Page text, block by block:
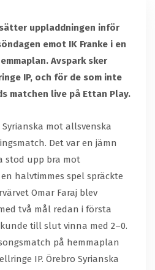
uppladdningen inför
emot IK Franke i en
Avspark sker
IP, och för de som inte
matchen live på Ettan Play.
mot allsvenska
Det var en jämn
stod upp bra mot
halvtimmes spel spräckte
Omar Faraj blev
två mål redan i första
till slut vinna med 2–0.
på hemmaplan
IP. Örebro Syrianska